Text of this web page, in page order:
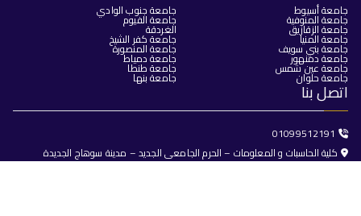
جامعة أسيوط
جامعة المنوفية
جامعة الزقازيق
جامعة المنيا
جامعة بني سويف
جامعة دمنهور
جامعة عين شمس
جامعة حلوان
جامعة جنوب الوادي
جامعة الفيوم
الغردقة
جامعة كفر الشيخ
جامعة المنصورة
جامعة دمياط
جامعة طنطا
جامعة بنها
اتصل بنا
01099512191
كلية الحاسبات و المعلومات – الحرم الجامعى الجديد – مدينة سوهاج الجديدة